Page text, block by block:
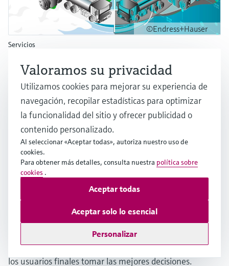
©Endress+Hauser
Servicios
Un conocimiento más profundo
sobre el rendimiento de los
procesos y la instrumentación
Los sensores inteligentes recopilan datos en tiempo real
de los procesos, monitorizan los equipos y su estado y le
mantienen informado sobre el rendimiento de los
productos y los activos. La digitalización de los procesos
de producción ofrece oportunidades de visualización de
datos para el personal que trabaja con el proceso y que
normalmente no tiene acceso a los datos, lo que crea
transparencia de datos. Y esto es justamente lo que
puede hacer Netilion de Endress+Hauser, permitiendo a
los usuarios finales tomar las mejores decisiones.
Valoramos su privacidad
Utilizamos cookies para mejorar su experiencia de
navegación, recopilar estadísticas para optimizar
la funcionalidad del sitio y ofrecer publicidad o
contenido personalizado.
Al seleccionar «Aceptar todas», autoriza nuestro uso de
cookies.
Para obtener más detalles, consulta nuestra política sobre
cookies .
Personalizar
Aceptar solo lo esencial
Aceptar todas